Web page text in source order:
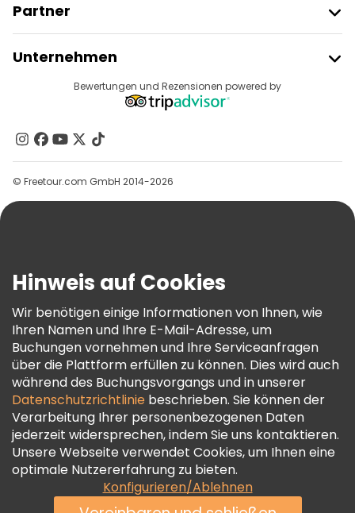
Partner
Anbieter-Anmeldung
Affiliate-Programm
Unternehmen
Reiseziele
Kontakt
Gruppen
Hilfe
AGB Und Rechtliches
Cookie-Richtlinie
Freetour Auszeichnungen
Treueprogramm
Bewertungen und Rezensionen powered by
© Freetour.com GmbH 2014-2026
Hinweis auf Cookies
Wir benötigen einige Informationen von Ihnen, wie
Ihren Namen und Ihre E-Mail-Adresse, um
Buchungen vornehmen und Ihre Serviceanfragen
über die Plattform erfüllen zu können. Dies wird auch
während des Buchungsvorgangs und in unserer
Datenschutzrichtlinie beschrieben. Sie können der
Verarbeitung Ihrer personenbezogenen Daten
jederzeit widersprechen, indem Sie uns kontaktieren.
Unsere Webseite verwendet Cookies, um Ihnen eine
optimale Nutzererfahrung zu bieten.
Konfigurieren/Ablehnen